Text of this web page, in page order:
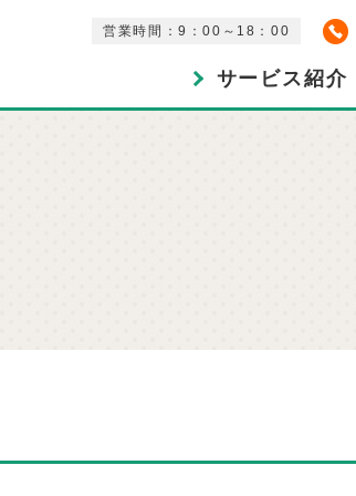
営業時間：9：00～18：00
サービス紹介